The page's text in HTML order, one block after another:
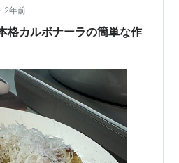
内装で、透かし彫りの欄間や
に、テーブルや…
2年前
格カルボナーラの簡単な作